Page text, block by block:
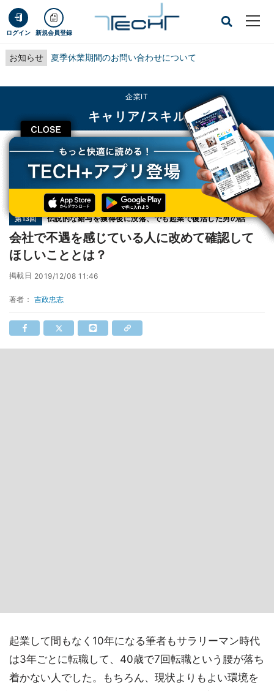
ログイン 新規会員登録
お知らせ 夏季休業期間のお問い合わせについて
CLOSE
企業IT
キャリア/スキル
TECH+ 企業IT
キャリア/スキル
会社で不遇を感じている人に改めて確認してほしいこととは？
第13回 伝説的な給与を獲得後に没落、でも起業で復活した男の話
会社で不遇を感じている人に改めて確認して
ほしいこととは？
掲載日 2019/12/08 11:46
著者： 吉政忠志
起業して間もなく10年になる筆者もサラリーマン時代
は3年ごとに転職して、40歳で7回転職という腰が落ち
着かない人でした。もちろん、現状よりもよい環境を